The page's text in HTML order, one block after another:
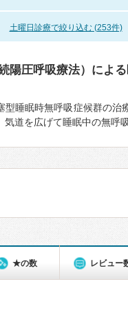
土曜日診療で絞り込む (253件)
陽圧呼吸療法）によ
型睡眠時無呼吸症候群の
道を広げて睡眠中の無呼
★の数 レビュー